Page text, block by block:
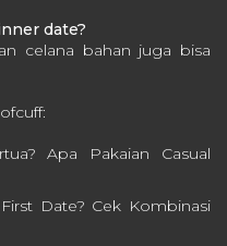
date?
celana bahan juga bisa
Apa Pakaian Casual
Date? Cek Kombinasi